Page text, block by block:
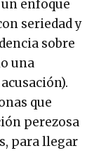
enfoque
seriedad y
sobre
una
que
perezosa
para llegar